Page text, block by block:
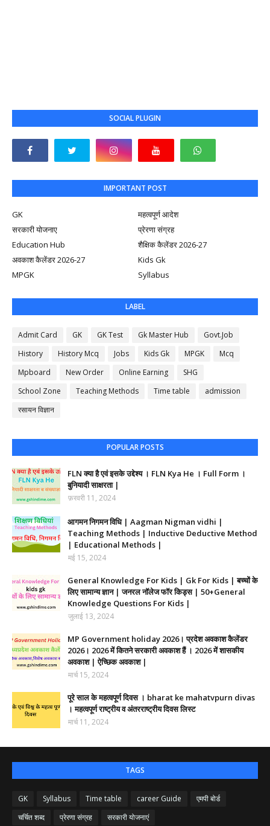
SOCIAL PLUGIN
IMPORTANT POST
GK
महत्वपूर्ण आदेश
सरकारी योजनाए
प्रेरणा संग्रह
Education Hub
शैक्षिक कैलेंडर 2026-27
अवकाश कैलेंडर 2026-27
Kids Gk
MPGK
Syllabus
LABEL
Admit Card GK GK Test Gk Master Hub
Govt.Job
History
History Mcq Jobs Kids Gk MPGK
Mcq
Mpboard
New Order Online Earning
SHG
School Zone
Teaching Methods Time table
admission
रसायन विज्ञान
POPULAR POSTS
FLN क्या है एवं इसके उद्देश्य । FLN Kya He । Full Form ।
बुनियादी साक्षरता |
फ़रवरी 11, 2024
आगमन निगमन विधि | Aagman Nigman vidhi |
Teaching Methods | Inductive Deductive Method
| Educational Methods |
मई 15, 2024
General Knowledge For Kids | Gk For Kids | बच्चों के
लिए सामान्य ज्ञान | जनरल नॉलेज फॉर किड्स | 50+General
Knowledge Questions For Kids |
जुलाई 13, 2024
MP Government holiday 2026। प्रदेश अवकाश कैलेंडर
2026। 2026 में कितने सरकारी अवकाश हैं । 2026 में शासकीय
अवकाश | ऐच्छिक अवकाश |
मार्च 15, 2024
पूरे साल के महत्वपूर्ण दिवस । bharat ke mahatvpurn divas
। महत्वपूर्ण राष्ट्रीय व अंतरराष्ट्रीय दिवस लिस्ट
मार्च 11, 2024
TAGS
GK Syllabus Time table career Guide
एमपी बोर्ड
चर्चित शब्द
प्रेरणा संग्रह सरकारी योजनाएं